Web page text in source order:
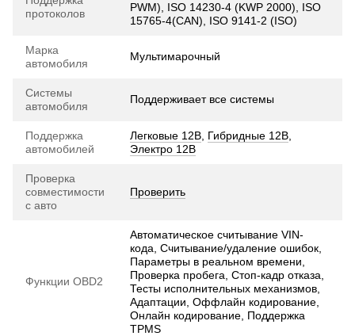
протоколов
PWM), ISO 14230-4 (KWP 2000), ISO
15765-4(CAN), ISO 9141-2 (ISO)
Марка
автомобиля
Мультимарочный
Системы
автомобиля
Поддерживает все системы
Поддержка
автомобилей
Легковые 12В Гибридные 12В
Электро 12В
Проверка
совместимости
с авто
Проверить
Функции OBD2
Автоматическое считывание VIN-
кода, Считывание/удаление ошибок,
Параметры в реальном времени,
Проверка пробега, Стоп-кадр отказа,
Тесты исполнительных механизмов,
Адаптации, Оффлайн кодирование,
Онлайн кодирование, Поддержка
TPMS